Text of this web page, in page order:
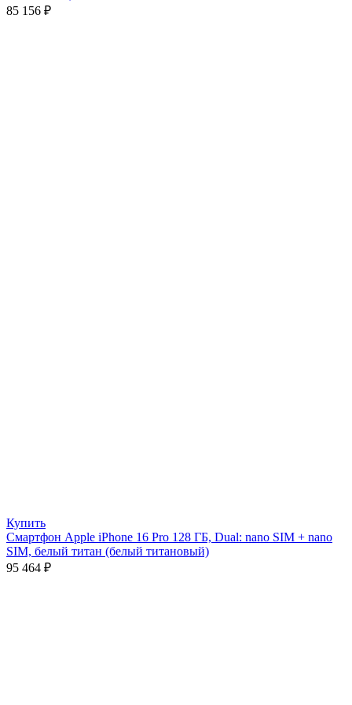
85 156 ₽
Купить
Смартфон Apple iPhone 16 Pro 128 ГБ, Dual: nano SIM + nano
SIM, белый титан (белый титановый)
95 464 ₽